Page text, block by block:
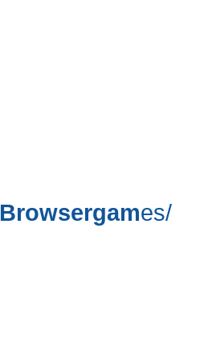
Browsergames/